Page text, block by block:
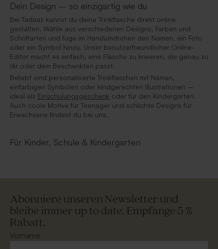
Dein Design – so einzigartig wie du
Bei Tadaaz kannst du deine Trinkflasche direkt online
gestalten. Wähle aus verschiedenen Designs, Farben und
Schriftarten und füge im Handumdrehen den Namen, ein Foto
oder ein Symbol hinzu. Unser benutzerfreundlicher Online-
Editor macht es einfach, eine Flasche zu kreieren, die genau zu
dir oder dem Beschenkten passt.
Beliebt sind personalisierte Trinkflaschen mit Namen,
einfarbigen Symbolen oder kindgerechten Illustrationen –
ideal als Einschulungsgeschenk oder für den Kindergarten.
Auch coole Motive für Teenager und schlichte Designs für
Erwachsene findest du bei uns.
Für Kinder, Schule & Kindergarten
Abonniere unseren Newsletter und
bleibe immer up to date. Empfange 5 %
Rabatt.
Vorname